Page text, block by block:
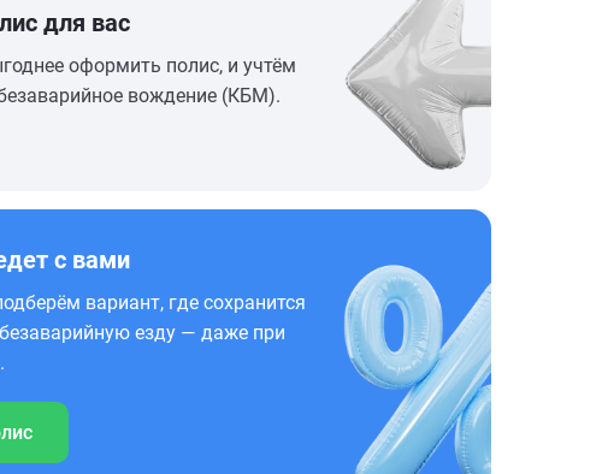
для вас
оформить полис, и учтём
вождение (КБМ).
с вами
вариант, где сохранится
езду — даже при